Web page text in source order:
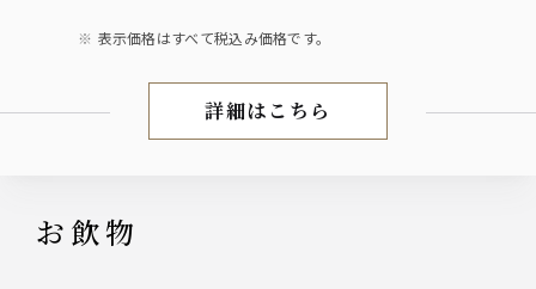
表示価格はすべて税込み価格です。
ランチ
詳細はこちら
お飲物